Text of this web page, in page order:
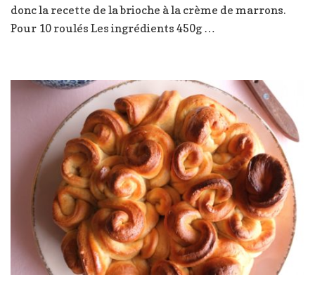
la
donc la recette de la brioche à la crème de marrons.
Pour 10 roulés Les ingrédients 450g …